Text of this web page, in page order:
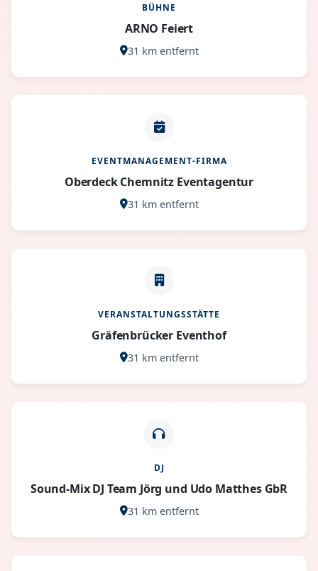
BÜHNE
ARNO Feiert
31 km entfernt
EVENTMANAGEMENT-FIRMA
Oberdeck Chemnitz Eventagentur
31 km entfernt
VERANSTALTUNGSSTÄTTE
Gräfenbrücker Eventhof
31 km entfernt
DJ
Sound-Mix DJ Team Jörg und Udo Matthes GbR
31 km entfernt